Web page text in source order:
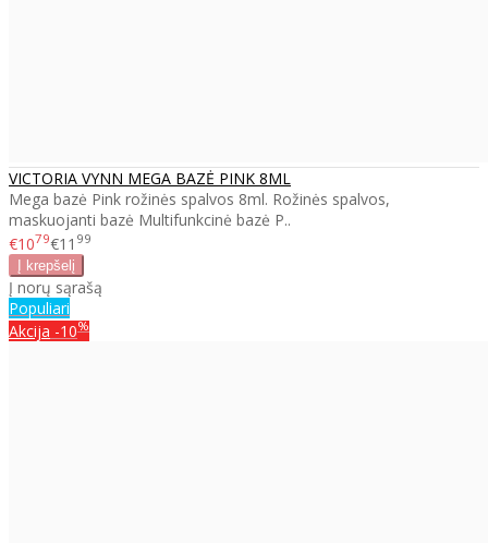
VICTORIA VYNN MEGA BAZĖ PINK 8ML
Mega bazė Pink rožinės spalvos 8ml. Rožinės spalvos,
maskuojanti bazė Multifunkcinė bazė P..
€1079€11 99
Į norų sąrašą
Populiari
Akcija -10%